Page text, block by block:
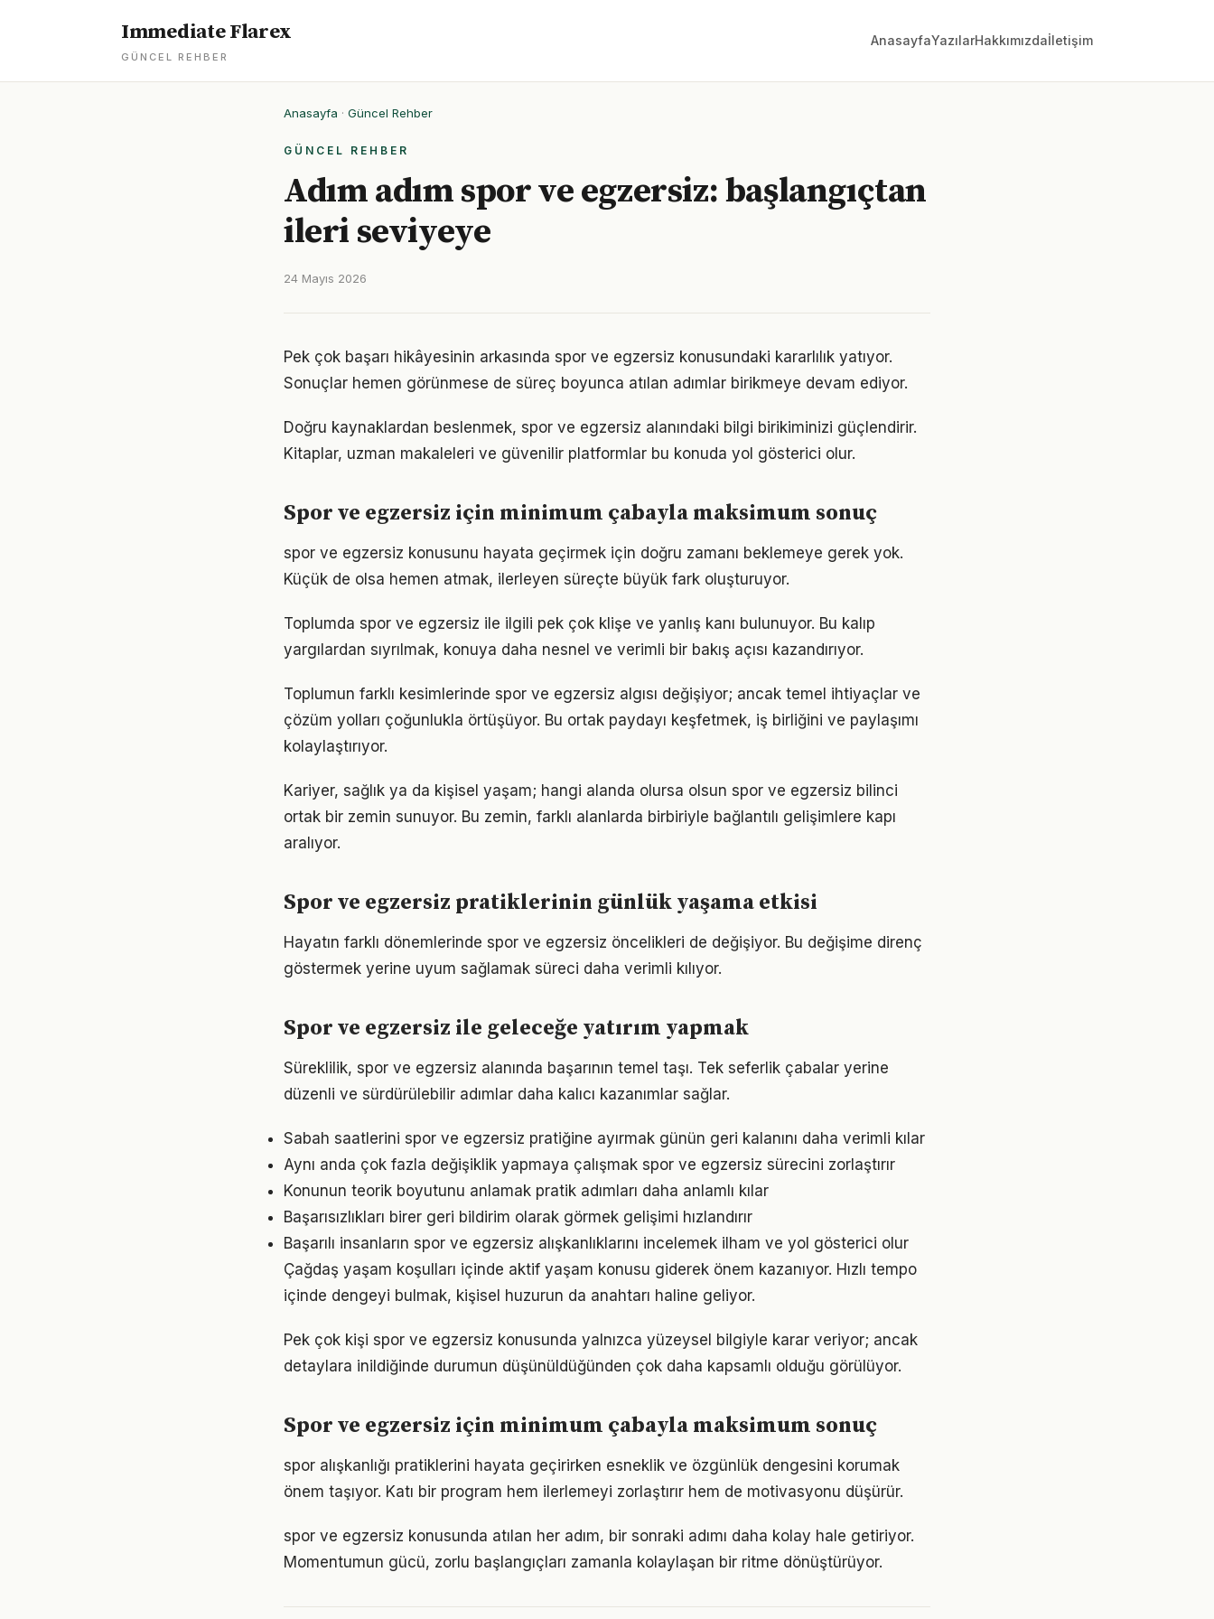
Immediate Flarex
GÜNCEL REHBER
AnasayfaYazılarHakkımızdaİletişim
Anasayfa · Güncel Rehber
GÜNCEL REHBER
Adım adım spor ve egzersiz: başlangıçtan
ileri seviyeye
24 Mayıs 2026
Pek çok başarı hikâyesinin arkasında spor ve egzersiz konusundaki kararlılık yatıyor.
Sonuçlar hemen görünmese de süreç boyunca atılan adımlar birikmeye devam ediyor.
Doğru kaynaklardan beslenmek, spor ve egzersiz alanındaki bilgi birikiminizi güçlendirir.
Kitaplar, uzman makaleleri ve güvenilir platformlar bu konuda yol gösterici olur.
Spor ve egzersiz için minimum çabayla maksimum sonuç
spor ve egzersiz konusunu hayata geçirmek için doğru zamanı beklemeye gerek yok.
Küçük de olsa hemen atmak, ilerleyen süreçte büyük fark oluşturuyor.
Toplumda spor ve egzersiz ile ilgili pek çok klişe ve yanlış kanı bulunuyor. Bu kalıp
yargılardan sıyrılmak, konuya daha nesnel ve verimli bir bakış açısı kazandırıyor.
Toplumun farklı kesimlerinde spor ve egzersiz algısı değişiyor; ancak temel ihtiyaçlar ve
çözüm yolları çoğunlukla örtüşüyor. Bu ortak paydayı keşfetmek, iş birliğini ve paylaşımı
kolaylaştırıyor.
Kariyer, sağlık ya da kişisel yaşam; hangi alanda olursa olsun spor ve egzersiz bilinci
ortak bir zemin sunuyor. Bu zemin, farklı alanlarda birbiriyle bağlantılı gelişimlere kapı
aralıyor.
Spor ve egzersiz pratiklerinin günlük yaşama etkisi
Hayatın farklı dönemlerinde spor ve egzersiz öncelikleri de değişiyor. Bu değişime direnç
göstermek yerine uyum sağlamak süreci daha verimli kılıyor.
Spor ve egzersiz ile geleceğe yatırım yapmak
Süreklilik, spor ve egzersiz alanında başarının temel taşı. Tek seferlik çabalar yerine
düzenli ve sürdürülebilir adımlar daha kalıcı kazanımlar sağlar.
Sabah saatlerini spor ve egzersiz pratiğine ayırmak günün geri kalanını daha verimli kılar
Aynı anda çok fazla değişiklik yapmaya çalışmak spor ve egzersiz sürecini zorlaştırır
Konunun teorik boyutunu anlamak pratik adımları daha anlamlı kılar
Başarısızlıkları birer geri bildirim olarak görmek gelişimi hızlandırır
Başarılı insanların spor ve egzersiz alışkanlıklarını incelemek ilham ve yol gösterici olur
Çağdaş yaşam koşulları içinde aktif yaşam konusu giderek önem kazanıyor. Hızlı tempo
içinde dengeyi bulmak, kişisel huzurun da anahtarı haline geliyor.
Pek çok kişi spor ve egzersiz konusunda yalnızca yüzeysel bilgiyle karar veriyor; ancak
detaylara inildiğinde durumun düşünüldüğünden çok daha kapsamlı olduğu görülüyor.
Spor ve egzersiz için minimum çabayla maksimum sonuç
spor alışkanlığı pratiklerini hayata geçirirken esneklik ve özgünlük dengesini korumak
önem taşıyor. Katı bir program hem ilerlemeyi zorlaştırır hem de motivasyonu düşürür.
spor ve egzersiz konusunda atılan her adım, bir sonraki adımı daha kolay hale getiriyor.
Momentumun gücü, zorlu başlangıçları zamanla kolaylaşan bir ritme dönüştürüyor.